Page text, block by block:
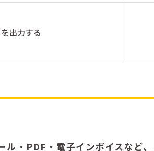
出力する
・PDF・電子インボイスなど